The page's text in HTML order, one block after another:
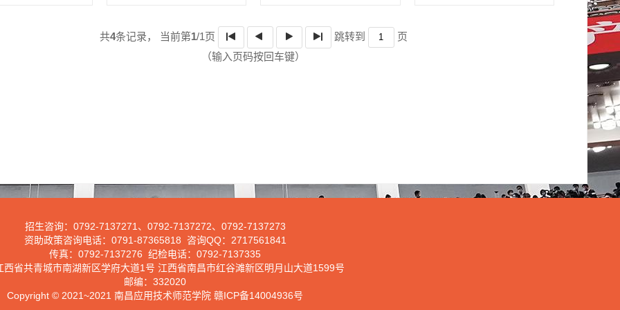
共4条记录， 当前第1/1页 跳转到
页
（输入页码按回车键）
招生咨询： 0792-7137271 、 0792-7137272、 0792-7137273
资助政策咨询电话： 0791-87365818 咨询QQ： 2717561841
传真： 0792-7137276 纪检电话： 0792-7137335
西省共青城市南湖新区学府大道1 号 江西省南昌市红谷滩新区明月山大道1599号
邮编： 332020
Copyright © 2021~2021 南昌应用技术师范学院 赣ICP备14004936号